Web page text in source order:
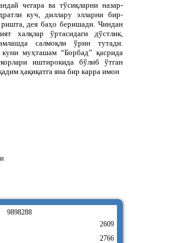
чегара ва тўсиқларни назар-
куч, диллару элларни бир-
ришта, дея баҳо беришади. Чиндан
халқлар ўртасидаги дўстлик,
салмоқли ўрин тутади.
муҳташам “Борбад” қасрида
иштирокида бўлиб ўтган
ҳақиқатга яна бир карра имон
9898288
2609
2766